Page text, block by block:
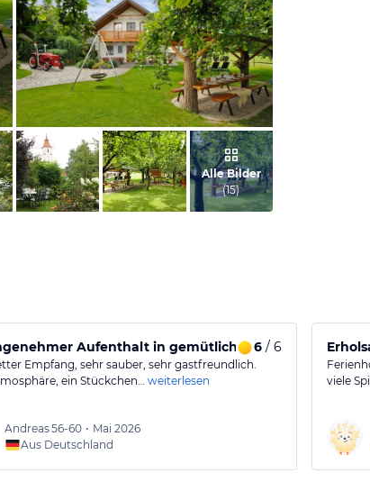
vom Hotelier, Dezember 2014
vom Hotelier, Dezember 2014Alle Bilder
(15)
Aufenthalt in gemütlicher Umgebung
6/ 6
Empfang, sehr sauber, sehr gastfreundlich.
ein Stückchen… weiterlesen
Andreas56-60 • Mai 2026
Aus Deutschland
viele